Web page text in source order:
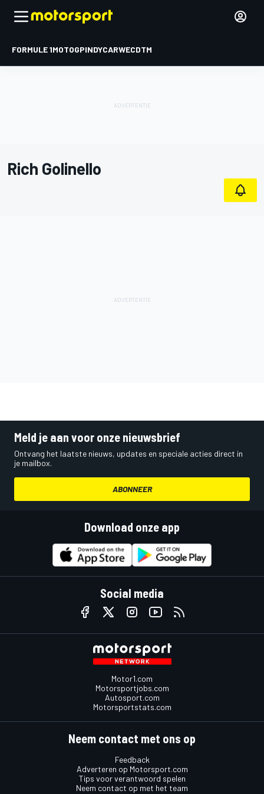
FORMULE 1MOTOGPINDYCARWECDTM
Rich Golinello
Meld je aan voor onze nieuwsbrief
Ontvang het laatste nieuws, updates en speciale acties direct in
je mailbox.
ABONNEER
Download onze app
Social media
Motor1.com
Motorsportjobs.com
Autosport.com
Motorsportstats.com
Neem contact met ons op
Feedback
Adverteren op Motorsport.com
Tips voor verantwoord spelen
Neem contact op met het team